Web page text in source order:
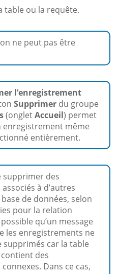
table ou la requête.
ne peut pas être
l’enregistrement
Supprimer du groupe
(ongletAccueil) permet
même
entièrement.
supprimer des
à d’autres
de données, selon
pour la relation
qu’un message
les enregistrements ne
supprimés car la table
des
Dans ce cas,